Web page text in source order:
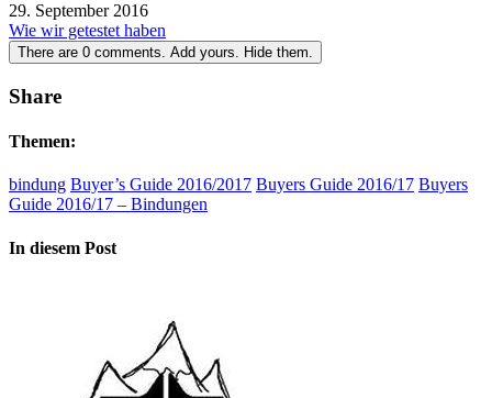
29. September 2016
Wie wir getestet haben
There are 0 comments. Add yours. Hide them.
Share
Themen:
bindung Buyer’s Guide 2016/2017 Buyers Guide 2016/17 Buyers
Guide 2016/17 – Bindungen
In diesem Post